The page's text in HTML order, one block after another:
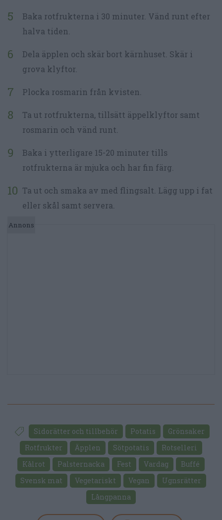
Baka rotfrukterna i 30 minuter. Vänd runt efter
halva tiden.
Dela äpplen och skär bort kärnhuset. Skär i
grova klyftor.
Plocka rosmarin från kvisten.
Ta ut rotfrukterna, tillsätt äppelklyftor samt
rosmarin och vänd runt.
Baka i ytterligare 15-20 minuter tills
rotfrukterna är mjuka och har fin färg.
Ta ut och smaka av med flingsalt. Lägg upp i fat
eller skål samt servera.
Sidorätter och tillbehör Potatis
Grönsaker
Rotfrukter
Äpplen Sötpotatis
Rotselleri
Kålrot
Palsternacka Fest Vardag
Buffé
Svensk mat
Vegetariskt Vegan
Ugnsrätter
Långpanna